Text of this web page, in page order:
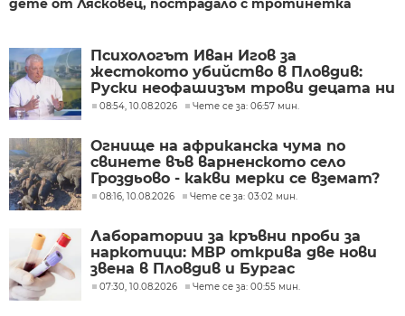
дете от Лясковец, пострадало с тротинетка
Психологът Иван Игов за
жестокото убийство в Пловдив:
Руски неофашизъм трови децата ни
08:54, 10.08.2026 Чете се за: 06:57 мин.
Огнище на африканска чума по
свинете във варненското село
Гроздьово - какви мерки се вземат?
08:16, 10.08.2026 Чете се за: 03:02 мин.
Лаборатории за кръвни проби за
наркотици: МВР открива две нови
звена в Пловдив и Бургас
07:30, 10.08.2026 Чете се за: 00:55 мин.